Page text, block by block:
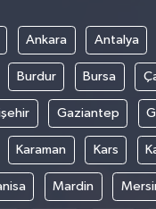
Ankara Antalya
Burdur Bursa
Gaziantep
Karaman Kars
Mardin